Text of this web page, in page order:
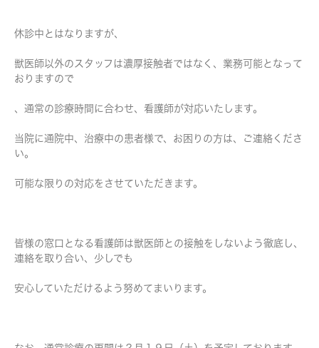
休診中とはなりますが、
獣医師以外のスタッフは濃厚接触者ではなく、業務可能となって
おりますので
、通常の診療時間に合わせ、看護師が対応いたします。
当院に通院中、治療中の患者様で、お困りの方は、ご連絡くださ
い。
可能な限りの対応をさせていただきます。
皆様の窓口となる看護師は獣医師との接触をしないよう徹底し、
連絡を取り合い、少しでも
安心していただけるよう努めてまいります。